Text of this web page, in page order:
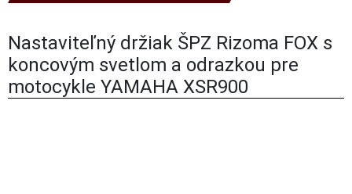
Nastaviteľný držiak ŠPZ Rizoma FOX s
koncovým svetlom a odrazkou pre
motocykle YAMAHA XSR900